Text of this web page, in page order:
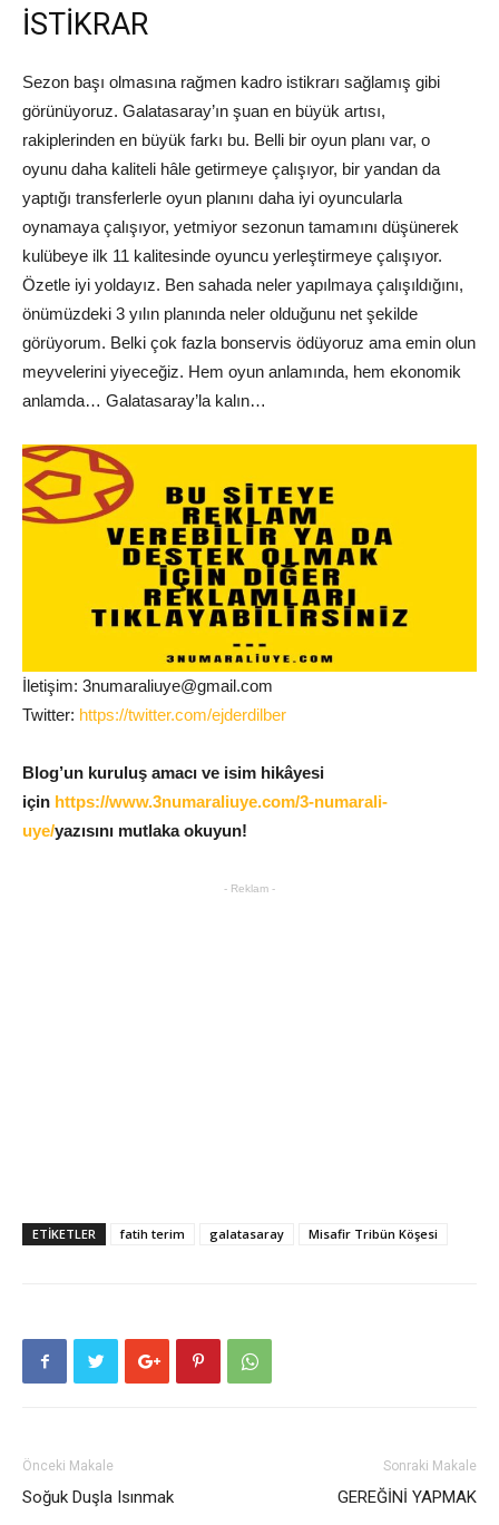
İSTİKRAR
Sezon başı olmasına rağmen kadro istikrarı sağlamış gibi
görünüyoruz. Galatasaray’ın şuan en büyük artısı,
rakiplerinden en büyük farkı bu. Belli bir oyun planı var, o
oyunu daha kaliteli hâle getirmeye çalışıyor, bir yandan da
yaptığı transferlerle oyun planını daha iyi oyuncularla
oynamaya çalışıyor, yetmiyor sezonun tamamını düşünerek
kulübeye ilk 11 kalitesinde oyuncu yerleştirmeye çalışıyor.
Özetle iyi yoldayız. Ben sahada neler yapılmaya çalışıldığını,
önümüzdeki 3 yılın planında neler olduğunu net şekilde
görüyorum. Belki çok fazla bonservis ödüyoruz ama emin olun
meyvelerini yiyeceğiz. Hem oyun anlamında, hem ekonomik
anlamda… Galatasaray’la kalın…
İletişim: 3numaraliuye@gmail.com
Twitter: https://twitter.com/ejderdilber
Blog’un kuruluş amacı ve isim hikâyesi
için https://www.3numaraliuye.com/3-numarali-
uye/yazısını mutlaka okuyun!
- Reklam -
ETIKETLER fatih terim galatasaray Misafir Tribün Köşesi
Önceki Makale
Soğuk Duşla Isınmak
Sonraki Makale
GEREĞİNİ YAPMAK